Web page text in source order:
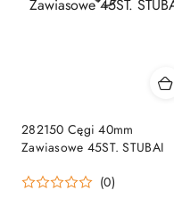
282150 Cęgi 40mm
Zawiasowe 45ST. STUBAI
(0)